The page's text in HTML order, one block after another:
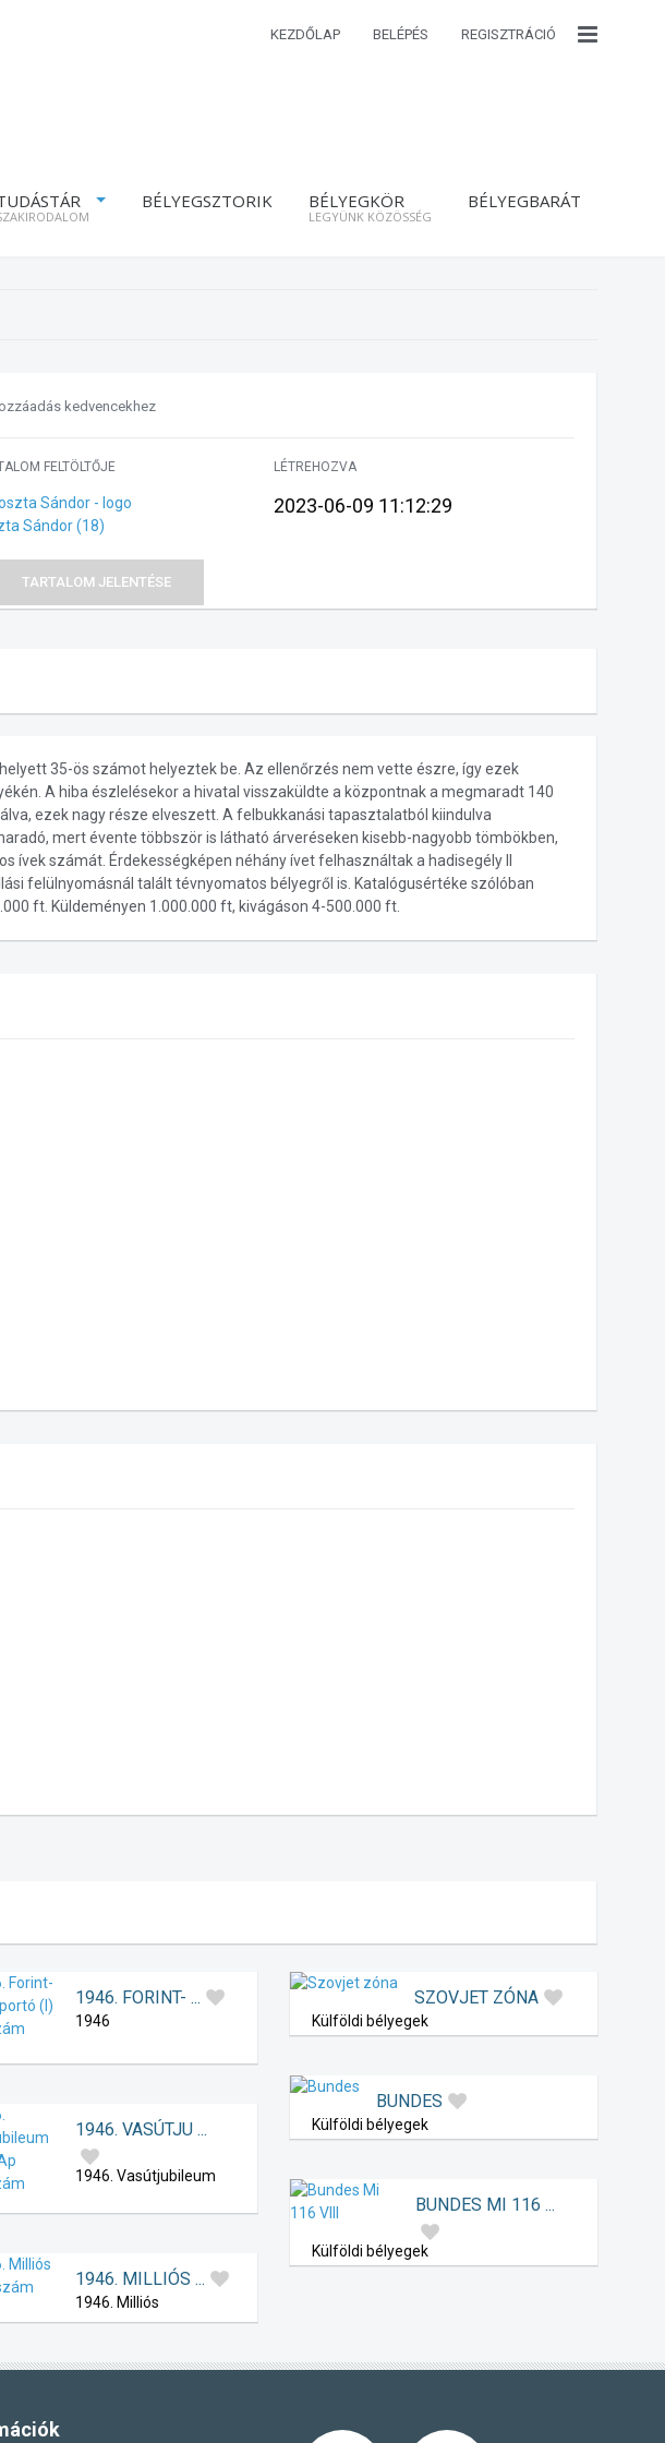
KEZDŐLAP BELÉPÉS REGISZTRÁCIÓ
BÉLYEGSZTORIK BÉLYEGKÖR
LEGYÜNK KÖZÖSSÉG
BÉLYEGBARÁT
kedvencekhez
LÉTREHOZVA
2023-06-09 11:12:29
FELTÖLTŐJE
Sándor(18)
TARTALOM JELENTÉSE
35-ös számot helyeztek be. Az ellenőrzés nem vette észre, így ezek
A hiba észlelésekor a hivatal visszaküldte a központnak a megmaradt 140
ezek nagy része elveszett. A felbukkanási tapasztalatból kiindulva
mert évente többször is látható árveréseken kisebb-nagyobb tömbökben,
ívek számát. Érdekességképen néhány ívet felhasználtak a hadisegély II
felülnyomásnál talált tévnyomatos bélyegről is. Katalógusértéke szólóban
ft. Küldeményen 1.000.000 ft, kivágáson 4-500.000 ft.
1946. FORINT- ...
1946
1946. VASÚTJU ...
1946. Vasútjubileum
1946. MILLIÓS ...
1946. Milliós
SZOVJET ZÓNA
Külföldi bélyegek
BUNDES
Külföldi bélyegek
BUNDES MI 116 ...
Külföldi bélyegek